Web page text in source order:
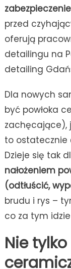
zabezpieczenie
przed
oferują
detailingu na
detailing
Dla nowych
być powłoka
zachęcające),
to ostatecznie
Dzieje się tak
nałożeniem
(odtłuścić,
brudu i rys –
co za tym
Nie